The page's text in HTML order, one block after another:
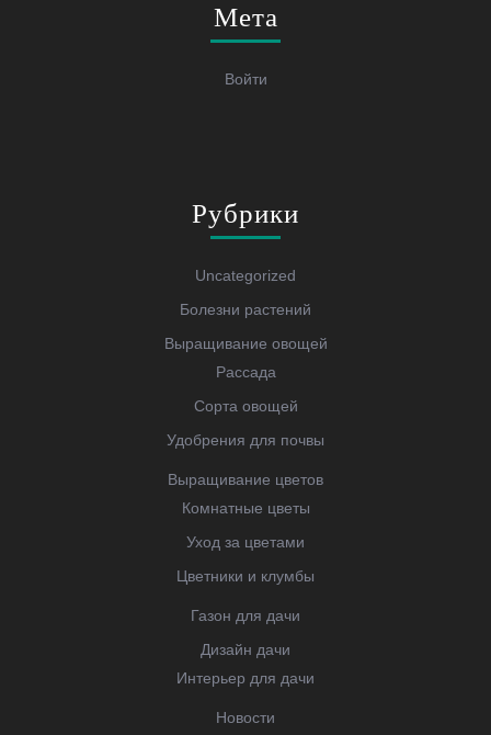
Мета
Войти
Рубрики
Uncategorized
Болезни растений
Выращивание овощей
Рассада
Сорта овощей
Удобрения для почвы
Выращивание цветов
Комнатные цветы
Уход за цветами
Цветники и клумбы
Газон для дачи
Дизайн дачи
Интерьер для дачи
Новости